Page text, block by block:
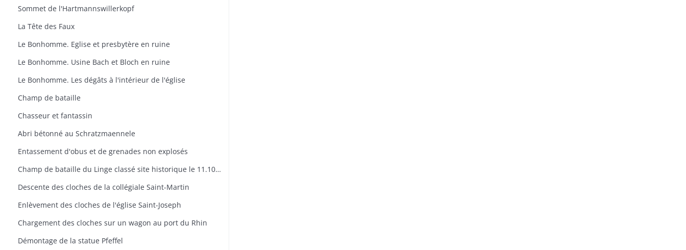
Sommet de l'Hartmannswillerkopf
La Tête des Faux
Le Bonhomme. Eglise et presbytère en ruine
Le Bonhomme. Usine Bach et Bloch en ruine
Le Bonhomme. Les dégâts à l'intérieur de l'église
Champ de bataille
Chasseur et fantassin
Abri bétonné au Schratzmaennele
Entassement d'obus et de grenades non explosés
Champ de bataille du Linge classé site historique le 11.10.1921. Carte dressée par André Durlewanger
Descente des cloches de la collégiale Saint-Martin
Enlèvement des cloches de l'église Saint-Joseph
Chargement des cloches sur un wagon au port du Rhin
Démontage de la statue Pfeffel